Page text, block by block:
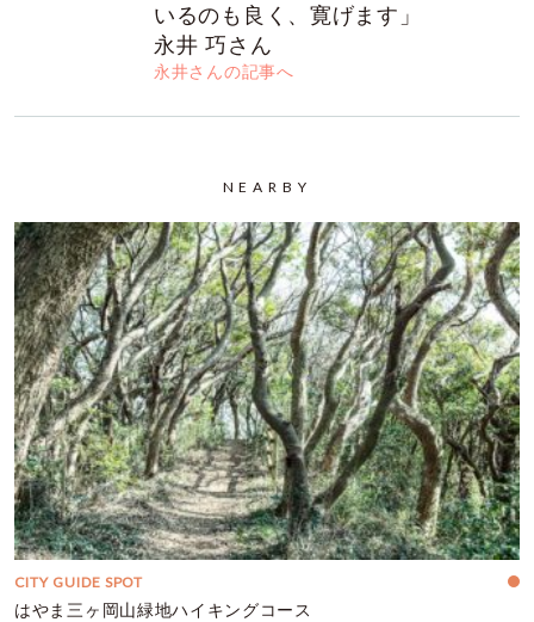
いるのも良く、寛げます」
永井 巧さん
永井さんの記事へ
NEARBY
CITY GUIDE SPOT
はやま三ヶ岡山緑地ハイキングコース